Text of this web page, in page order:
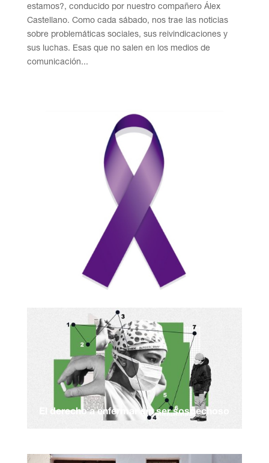
estamos?, conducido por nuestro compañero Álex
Castellano. Como cada sábado, nos trae las noticias
sobre problemáticas sociales, sus reivindicaciones y
sus luchas. Esas que no salen en los medios de
comunicación...
El derecho a enfermar sin ser sospechoso